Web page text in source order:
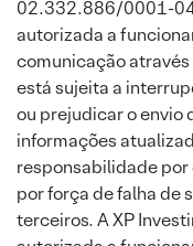
02.332.886/0001-
autorizada a
comunicação
está sujeita a
ou prejudicar o envio
informações
responsabilidade por
por força de falha de
terceiros. A XP